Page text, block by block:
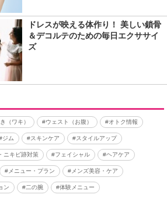
ドレスが映える体作り！ 美しい鎖骨
＆デコルテのための毎日エクササイ
ズ
（ワキ） #ウェスト（お腹） #オトク情報
ジム #スキンケア #スタイルアップ
ニキビ跡対策 #フェイシャル #ヘアケア
#メニュー・プラン #メンズ美容・ケア
ン #二の腕 #体験メニュー